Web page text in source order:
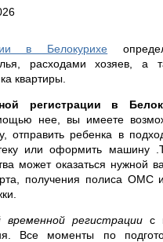
в Белокурихе
расходами хозяев, а
квартиры.
регистрации в
нее, вы имеете
отправить ребенка в
или оформить машину
может оказаться нужной
получения полиса ОМС
временной регистрации с
Все моменты по